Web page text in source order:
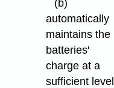
(b)
automatically
maintains the
batteries'
charge at a
sufficient level